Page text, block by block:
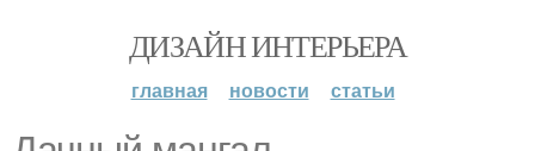
ДИЗАЙН ИНТЕРЬЕРА
главная новости статьи